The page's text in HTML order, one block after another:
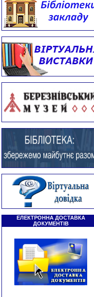
ЕЛЕКТРОННА ДОСТАВКА
ДОКУМЕНТІВ